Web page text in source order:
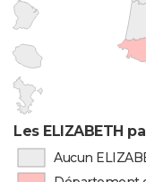
Les ELIZABETH
Aucun